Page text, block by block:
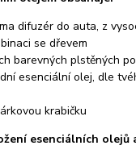
difuzér do auta, z
se dřevem
barevných plstěných
esenciální olej, dle
krabičku
esenciálních olejů